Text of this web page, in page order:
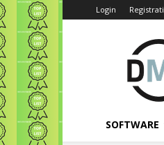
Login Registrati
SOFTWARE